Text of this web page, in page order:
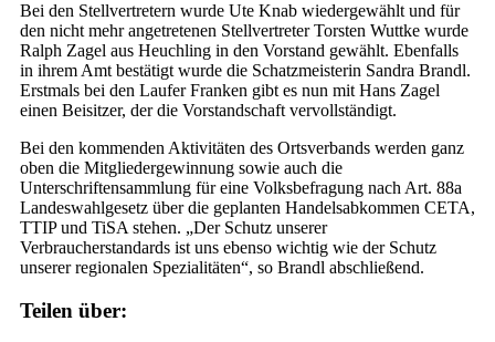
Bei den Stellvertretern wurde Ute Knab wiedergewählt und für
den nicht mehr angetretenen Stellvertreter Torsten Wuttke wurde
Ralph Zagel aus Heuchling in den Vorstand gewählt. Ebenfalls
in ihrem Amt bestätigt wurde die Schatzmeisterin Sandra Brandl.
Erstmals bei den Laufer Franken gibt es nun mit Hans Zagel
einen Beisitzer, der die Vorstandschaft vervollständigt.
Bei den kommenden Aktivitäten des Ortsverbands werden ganz
oben die Mitgliedergewinnung sowie auch die
Unterschriftensammlung für eine Volksbefragung nach Art. 88a
Landeswahlgesetz über die geplanten Handelsabkommen CETA,
TTIP und TiSA stehen. „Der Schutz unserer
Verbraucherstandards ist uns ebenso wichtig wie der Schutz
unserer regionalen Spezialitäten“, so Brandl abschließend.
Teilen über: